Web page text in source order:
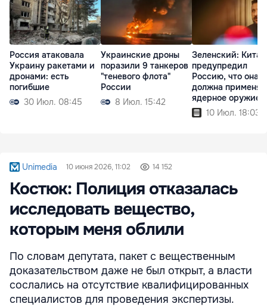
Россия атаковала
Украину ракетами и
дронами: есть
погибшие
30 Июл. 08:45
Украинские дроны
поразили 9 танкеров
"теневого флота"
России
8 Июл. 15:42
Зеленский: Китай
предупредил
Россию, что она
должна
ядерное оружие
10 Июл. 18:03
Unimedia 10 июня 2026, 11:02 14 152
Костюк: Полиция отказалась
исследовать вещество,
которым меня облили
По словам депутата, пакет с вещественным
доказательством даже не был открыт, а власти
сослались на отсутствие квалифицированных
специалистов для проведения экспертизы.